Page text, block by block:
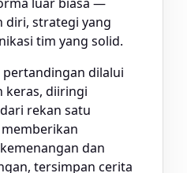
diri, strategi yang
tim yang solid.
dilalui
keras, diiringi
rekan satu
dan
tersimpan cerita